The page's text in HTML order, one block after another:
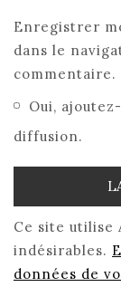
Enregistrer
dans le
commentaire.
Oui,
diffusion.
Ce site utilise
indésirables.
données de